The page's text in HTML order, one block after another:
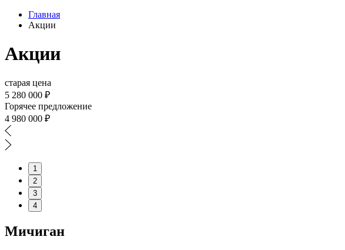
Главная
Акции
Акции
старая цена
5 280 000 ₽
Горячее предложение
4 980 000 ₽
1
2
3
4
Мичиган